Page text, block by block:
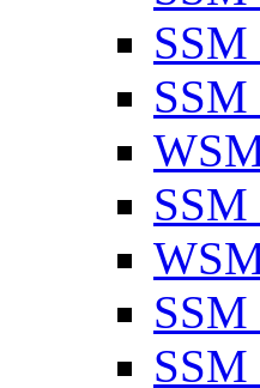
SSM
SSM
SSM
SSM
SSM